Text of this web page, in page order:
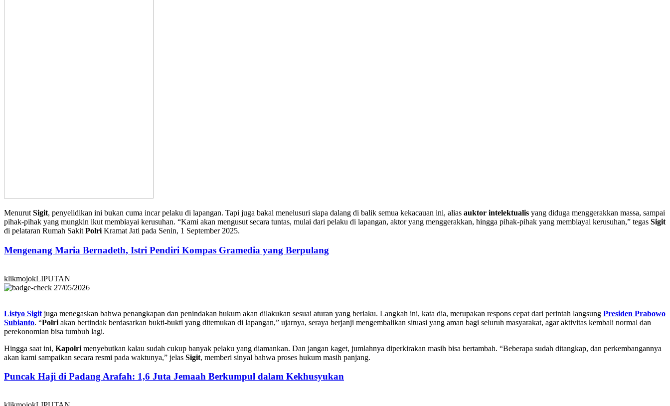
Menurut Sigit, penyelidikan ini bukan cuma incar pelaku di lapangan. Tapi juga bakal menelusuri siapa dalang di balik semua kekacauan ini, alias auktor intelektualis yang diduga menggerakkan massa, sampai
pihak-pihak yang mungkin ikut membiayai kerusuhan. “Kami akan mengusut secara tuntas, mulai dari pelaku di lapangan, aktor yang menggerakkan, hingga pihak-pihak yang membiayai kerusuhan,” tegas Sigit
di pelataran Rumah Sakit Polri Kramat Jati pada Senin, 1 September 2025.
Mengenang Maria Bernadeth, Istri Pendiri Kompas Gramedia yang Berpulang
klikmojokLIPUTAN
27/05/2026
Listyo Sigit juga menegaskan bahwa penangkapan dan penindakan hukum akan dilakukan sesuai aturan yang berlaku. Langkah ini, kata dia, merupakan respons cepat dari perintah langsung Presiden Prabowo
Subianto. “Polri akan bertindak berdasarkan bukti-bukti yang ditemukan di lapangan,” ujarnya, seraya berjanji mengembalikan situasi yang aman bagi seluruh masyarakat, agar aktivitas kembali normal dan
perekonomian bisa tumbuh lagi.
Hingga saat ini, Kapolri menyebutkan kalau sudah cukup banyak pelaku yang diamankan. Dan jangan kaget, jumlahnya diperkirakan masih bisa bertambah. “Beberapa sudah ditangkap, dan perkembangannya
akan kami sampaikan secara resmi pada waktunya,” jelas Sigit, memberi sinyal bahwa proses hukum masih panjang.
Puncak Haji di Padang Arafah: 1,6 Juta Jemaah Berkumpul dalam Kekhusyukan